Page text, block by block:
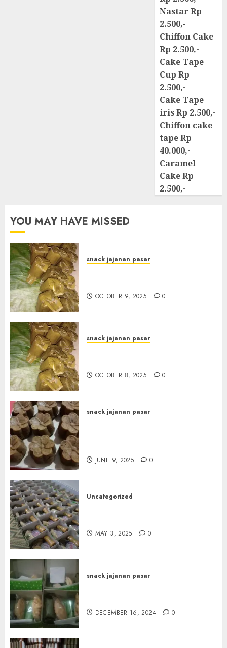
Nastar Rp
2.500,-
Chiffon Cake
Rp 2.500,-
Cake Tape
Cup Rp
2.500,-
Cake Tape
iris Rp 2.500,-
Chiffon cake
tape Rp
40.000,-
Caramel
Cake Rp
2.500,-
YOU MAY HAVE MISSED
snack jajanan pasar
OCTOBER 9, 2025 0
snack jajanan pasar
OCTOBER 8, 2025 0
snack jajanan pasar
JUNE 9, 2025 0
Uncategorized
MAY 3, 2025 0
snack jajanan pasar
DECEMBER 16, 2024 0